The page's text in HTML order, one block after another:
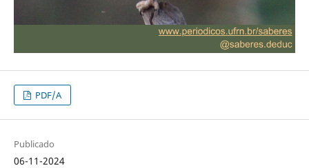
PDF/A
Publicado
06-11-2024